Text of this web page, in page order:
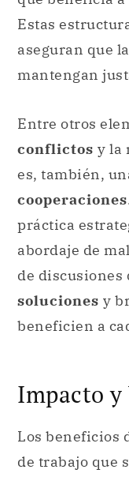
Estas
aseguran que
mantengan
Entre otros
conflictos y la
es, también,
cooperaciones
práctica
abordaje de
de discusiones
soluciones y
beneficien a
Impacto
Los beneficios
de trabajo que